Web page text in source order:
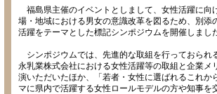
福島県主催のイベントとしまして、女性活躍に向
場・地域における男女の意識改革を図るため、別添
活躍をテーマとした標記シンポジウムを開催しまし
シンポジウムでは、先進的な取組を行っておられ
永乳業株式会社における女性活躍等の取組と企業メ
演いただいたほか、「若者・女性に選ばれるこれか
マに県内で活躍する女性ロールモデルの方や知事を